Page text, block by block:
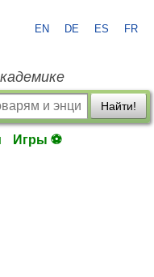
EN DE ES FR
Найти!
Игры ⚽